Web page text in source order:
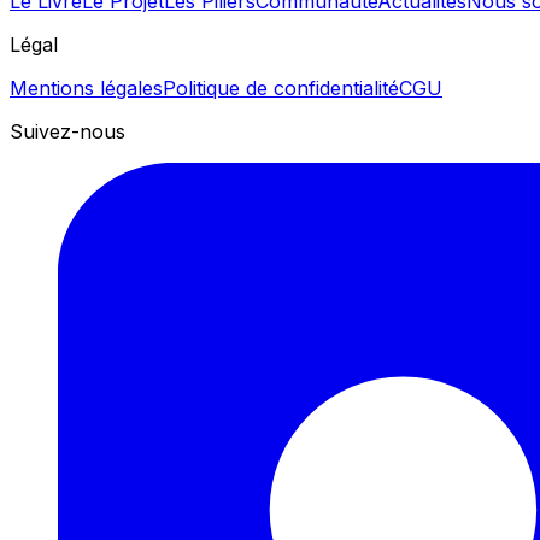
Légal
Mentions légalesPolitique de confidentialitéCGU
Suivez-nous